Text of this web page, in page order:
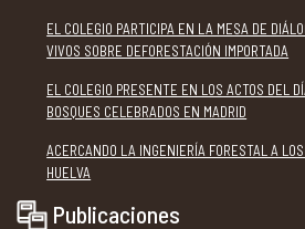
EL COLEGIO PARTICIPA EN LA MESA DE
VIVOS SOBRE DEFORESTACIÓN IMPORTADA
EL COLEGIO PRESENTE EN LOS ACTOS DEL
BOSQUES CELEBRADOS EN MADRID
ACERCANDO LA INGENIERÍA FORESTAL A
HUELVA
Publicaciones